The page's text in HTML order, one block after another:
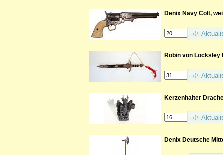
Denix Navy Colt,
Robin von Locksley
Kerzenhalter Drache
Denix Deutsche